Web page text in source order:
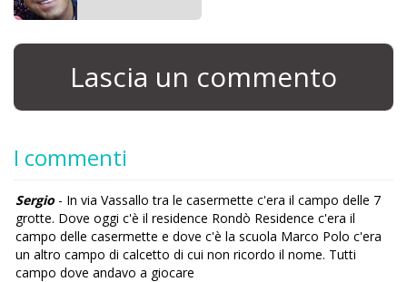
Lascia un commento
I commenti
Sergio- In via Vassallo tra le casermette c'era il campo delle 7
grotte. Dove oggi c'è il residence Rondò Residence c'era il
campo delle casermette e dove c'è la scuola Marco Polo c'era
un altro campo di calcetto di cui non ricordo il nome. Tutti
campo dove andavo a giocare